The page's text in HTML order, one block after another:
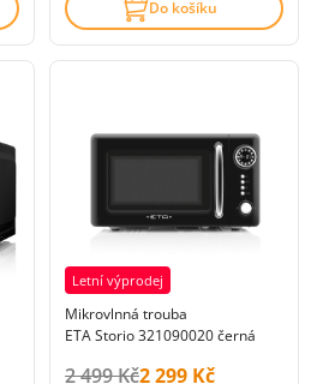
Do košíku
Letní výprodej
Mikrovlnná trouba
ETA Storio 321090020 černá
Původní cena s DPH:
2 499 KčCena s DPH:
2 299 Kč